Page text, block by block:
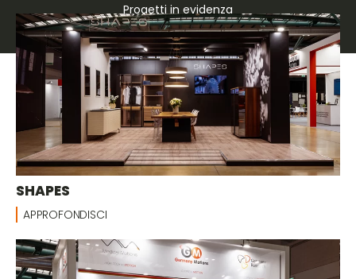
Progetti in evidenza
Stand su misura
SHAPES
APPROFONDISCI